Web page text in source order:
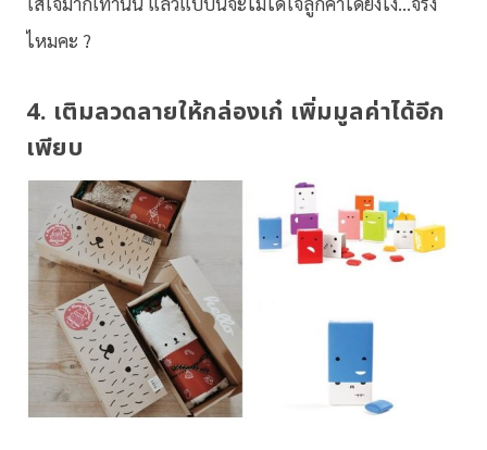
ไหมคะ ?
4. เติมลวดลายให้กล่องเก๋ เพิ่มมูลค่าได้อีก
เพียบ